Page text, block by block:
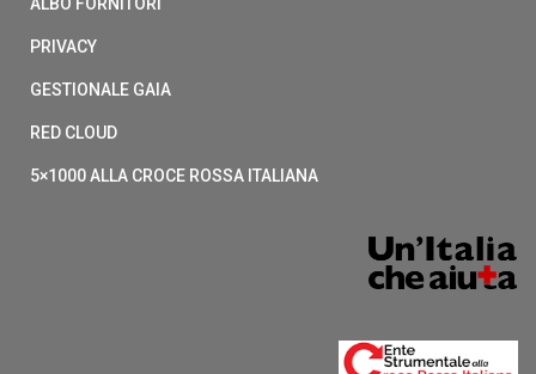
PRIVACY
GESTIONALE GAIA
RED CLOUD
5×1000 ALLA CROCE ROSSA ITALIANA